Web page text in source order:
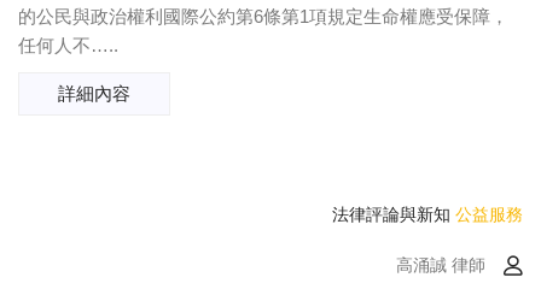
的公民與政治權利國際公約第6條第1項規定生命權應受保障，
任何人不…..
詳細內容
法律評論與新知 公益服務
高涌誠 律師